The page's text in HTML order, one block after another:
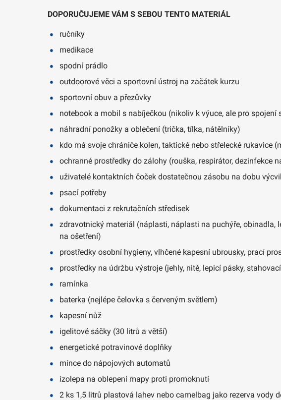
DOPORUČUJEME VÁM S SEBOU TENTO MATERIÁL
ručníky
medikace
spodní prádlo
outdoorové věci a sportovní ústroj na začátek kurzu
sportovní obuv a přezůvky
notebook a mobil s nabíječkou (nikoliv k výuce, ale pro spojení
náhradní ponožky a oblečení (trička, tílka, nátělníky)
kdo má svoje chrániče kolen, taktické nebo střelecké rukavice
ochranné prostředky do zálohy (rouška, respirátor, dezinfekce
uživatelé kontaktních čoček dostatečnou zásobu na dobu
psací potřeby
dokumentaci z rekrutačních středisek
zdravotnický materiál (náplasti, náplasti na puchýře, obinadla,
na ošetření)
prostředky osobní hygieny, vlhčené kapesní ubrousky, prací
prostředky na údržbu výstroje (jehly, nitě, lepicí pásky,
ramínka
baterka (nejlépe čelovka s červeným světlem)
kapesní nůž
igelitové sáčky (30 litrů a větší)
energetické potravinové doplňky
mince do nápojových automatů
izolepa na oblepení mapy proti promoknutí
2 ks 1,5 litrů plastová lahev nebo camelbag jako rezerva vody